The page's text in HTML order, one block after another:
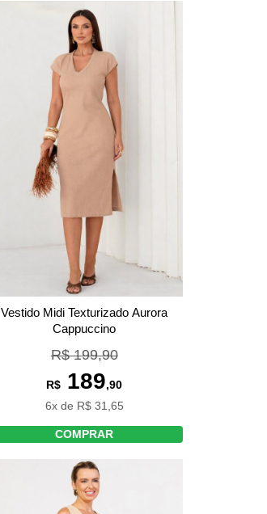
Vestido Midi Texturizado Aurora
Cappuccino
R$ 199,90
R$ 189,90
6x de R$ 31,65
COMPRAR